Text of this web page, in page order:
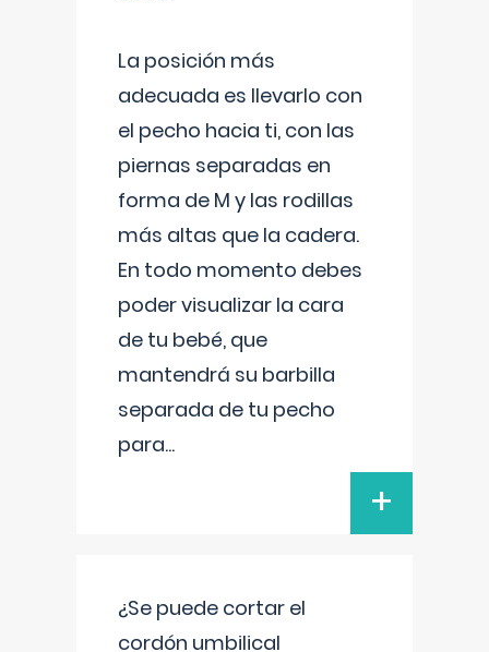
La posición más
adecuada es llevarlo con
el pecho hacia ti, con las
piernas separadas en
forma de M y las rodillas
más altas que la cadera.
En todo momento debes
poder visualizar la cara
de tu bebé, que
mantendrá su barbilla
separada de tu pecho
para...
+
¿Se puede cortar el
cordón umbilical